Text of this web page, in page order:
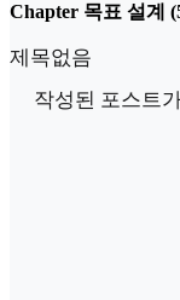
Chapter 목표 설계
제목없음
작성된 포스트